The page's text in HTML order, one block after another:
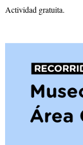
Actividad gratuita.